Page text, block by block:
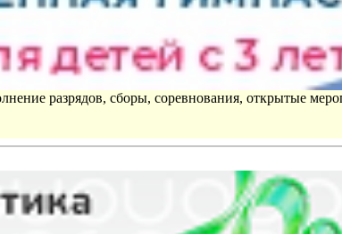
разрядов, сборы, соревнования, открытые